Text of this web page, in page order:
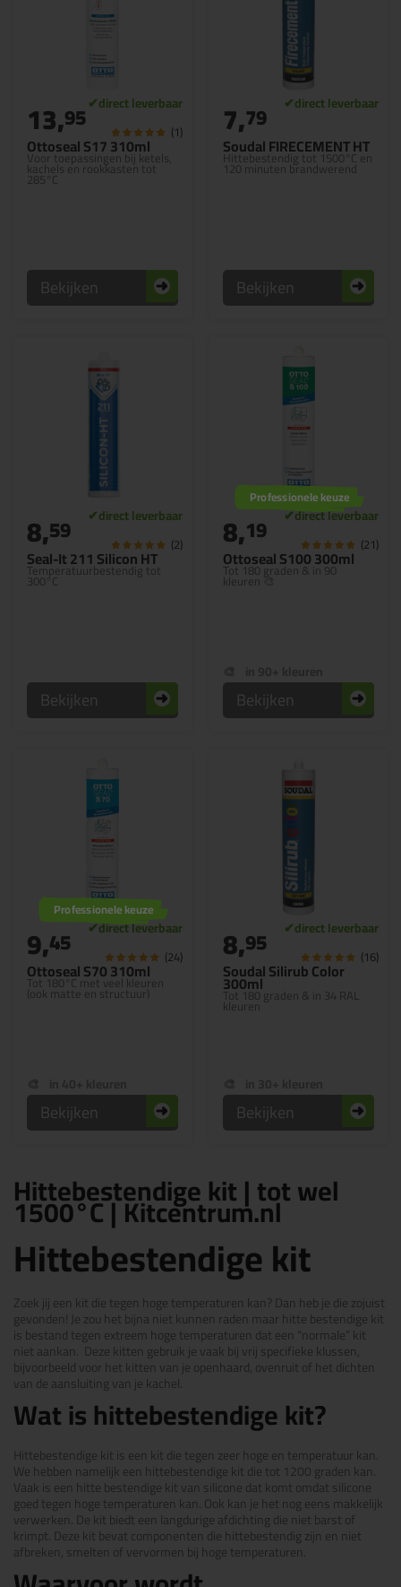
Ottoseal S17 310ml
Voor toepassingen bij ketels,
kachels en rookkasten tot
285°C
13,95 (1)
Bekijken
Soudal FIRECEMENT HT
Hittebestendig tot 1500°C en
120 minuten brandwerend
7,79
Bekijken
Seal-It 211 Silicon HT
Temperatuurbestendig tot
300°C
8,59 (2)
Bekijken
Ottoseal S100 300ml
Tot 180 graden & in 90
kleuren 🎨
Professionele keuze
8,19 (21)
Bekijken
Ottoseal S70 310ml
Tot 180°C met veel kleuren
(ook matte en structuur)
Professionele keuze
9,45 (24)
Bekijken
Soudal Silirub Color
300ml
Tot 180 graden & in 34 RAL
kleuren
8,95 (16)
Bekijken
Hittebestendige kit | tot wel
1500°C | Kitcentrum.nl
Hittebestendige kit
Zoek jij een kit die tegen hoge temperaturen kan? Dan heb je die zojuist
gevonden! Je zou het bijna niet kunnen raden maar hitte bestendige kit
is bestand tegen extreem hoge temperaturen dat een “normale” kit
niet aankan. Deze kitten gebruik je vaak bij vrij specifieke klussen,
bijvoorbeeld voor het kitten van je openhaard, ovenruit of het dichten
van de aansluiting van je kachel.
Wat is hittebestendige kit?
Hittebestendige kit is een kit die tegen zeer hoge en temperatuur kan.
We hebben namelijk een hittebestendige kit die tot 1200 graden kan.
Vaak is een hitte bestendige kit van silicone dat komt omdat silicone
goed tegen hoge temperaturen kan. Ook kan je het nog eens makkelijk
verwerken. De kit biedt een langdurige afdichting die niet barst of
krimpt. Deze kit bevat componenten die hittebestendig zijn en niet
afbreken, smelten of vervormen bij hoge temperaturen.